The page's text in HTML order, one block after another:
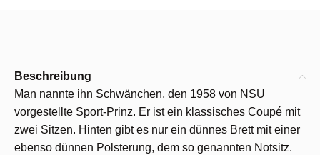
Beschreibung
Man nannte ihn Schwänchen, den 1958 von NSU
vorgestellte Sport-Prinz. Er ist ein klassisches Coupé mit
zwei Sitzen. Hinten gibt es nur ein dünnes Brett mit einer
ebenso dünnen Polsterung, dem so genannten Notsitz.